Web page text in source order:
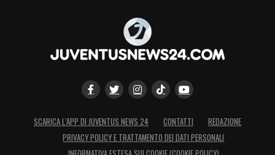
SCARICA L’APP DI JUVENTUS NEWS 24 CONTATTI
REDAZIONE
PRIVACY POLICY E TRATTAMENTO DEI DATI PERSONALI